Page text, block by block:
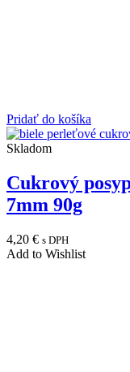
Pridať do košíka
Skladom
Cukrový
7mm 90g
4,20 € s DPH
Add to Wishlist